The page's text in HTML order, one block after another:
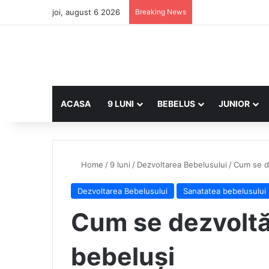
joi, august 6 2026 Breaking News
ACASA 9 LUNI BEBELUS JUNIOR
Home / 9 luni / Dezvoltarea Bebelusului /Cum se
Dezvoltarea Bebelusului Sanatatea bebelusului
Cum se
bebeluși